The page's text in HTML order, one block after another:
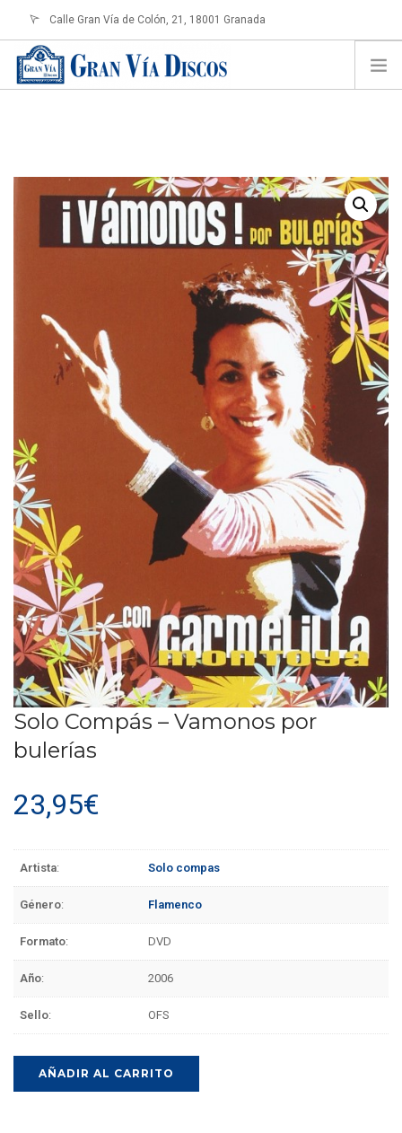
Calle Gran Vía de Colón, 21, 18001 Granada
info@granviadiscos.com
SOBRE NOSOTROS
CONTACTO
Solo Compás – Vamonos por
bulerías
23,95€
Artista: Solo compas
Género: Flamenco
Formato: DVD
Año: 2006
Sello: OFS
AÑADIR AL CARRITO